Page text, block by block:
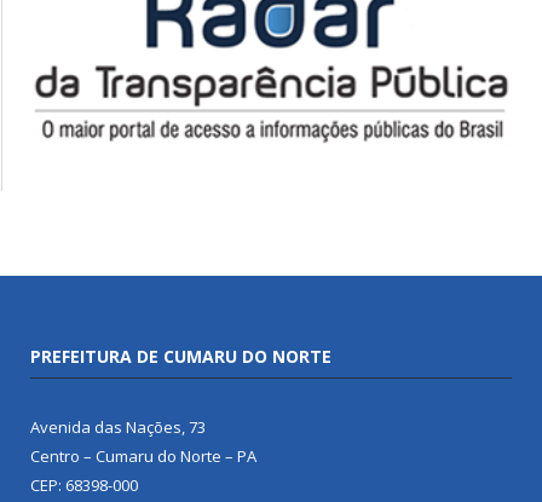
PREFEITURA DE CUMARU DO NORTE
Avenida das Nações, 73
Centro – Cumaru do Norte – PA
CEP: 68398-000